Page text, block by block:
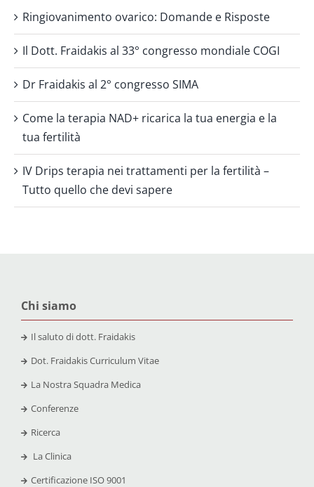
Ringiovanimento ovarico: Domande e Risposte
Il Dott. Fraidakis al 33° congresso mondiale COGI
Dr Fraidakis al 2° congresso SIMA
Come la terapia NAD+ ricarica la tua energia e la
tua fertilità
IV Drips terapia nei trattamenti per la fertilità –
Tutto quello che devi sapere
Chi siamo
Il saluto di dott. Fraidakis
Dot. Fraidakis Curriculum Vitae
La Nostra Squadra Medica
Conferenze
Ricerca
La Clinica
Certificazione ISO 9001